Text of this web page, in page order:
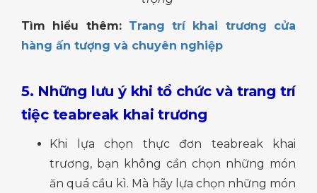
Tìm hiểu thêm: Trang trí khai trương cửa
hàng ấn tượng và chuyên nghiệp
5. Những lưu ý khi tổ chức và trang trí
tiệc teabreak khai trương
Khi lựa chọn thực đơn teabreak khai
trương, bạn không cần chọn những món
ăn quá cầu kì. Mà hãy lựa chọn những món